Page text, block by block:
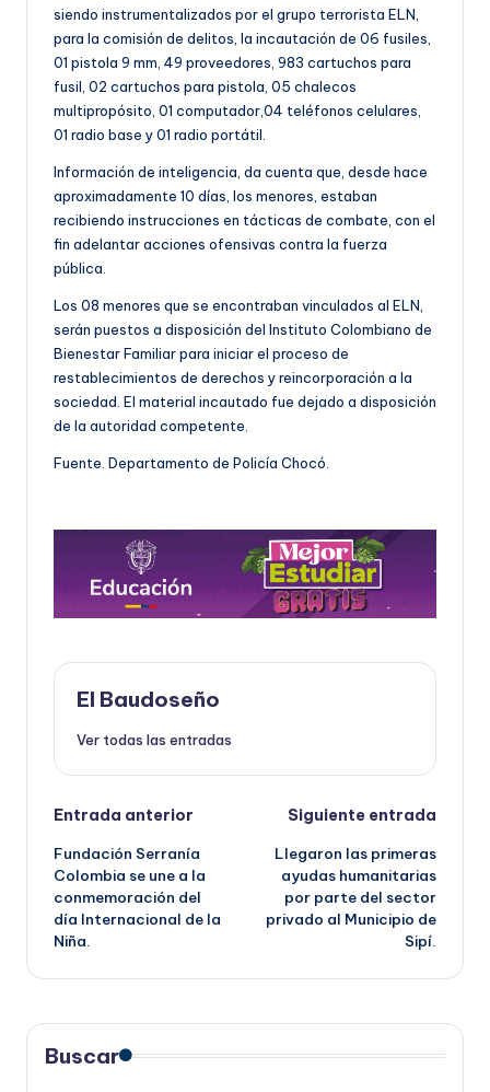
siendo instrumentalizados por el grupo terrorista ELN,
para la comisión de delitos, la incautación de 06 fusiles,
01 pistola 9 mm, 49 proveedores, 983 cartuchos para
fusil, 02 cartuchos para pistola, 05 chalecos
multipropósito, 01 computador,04 teléfonos celulares,
01 radio base y 01 radio portátil.
Información de inteligencia, da cuenta que, desde hace
aproximadamente 10 días, los menores, estaban
recibiendo instrucciones en tácticas de combate, con el
fin adelantar acciones ofensivas contra la fuerza
pública.
Los 08 menores que se encontraban vinculados al ELN,
serán puestos a disposición del Instituto Colombiano de
Bienestar Familiar para iniciar el proceso de
restablecimientos de derechos y reincorporación a la
sociedad. El material incautado fue dejado a disposición
de la autoridad competente.
Fuente. Departamento de Policía Chocó.
El Baudoseño
Ver todas las entradas
Navegación
de
entradas
Entrada anterior
Fundación Serranía
Colombia se une a la
conmemoración del
día Internacional de la
Niña.
Siguiente entrada
Llegaron las primeras
ayudas humanitarias
por parte del sector
privado al Municipio de
Sipí.
Buscar